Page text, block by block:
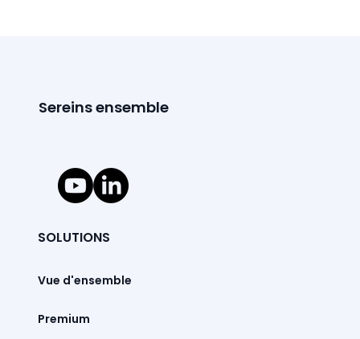
Sereins ensemble
SOLUTIONS
Vue d'ensemble
Premium